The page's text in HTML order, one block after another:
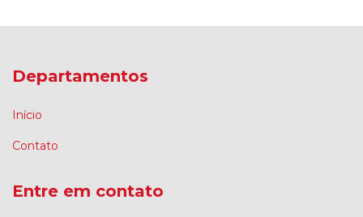
Departamentos
Início
Contato
Entre em contato